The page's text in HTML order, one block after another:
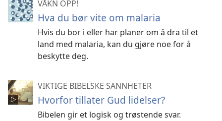
VÅKN OPP!
Hva du bør vite om malaria
Hvis du bor i eller har planer om å dra til et
land med malaria, kan du gjøre noe for å
beskytte deg.
VIKTIGE BIBELSKE SANNHETER
Hvorfor tillater Gud lidelser?
Bibelen gir et logisk og trøstende svar.